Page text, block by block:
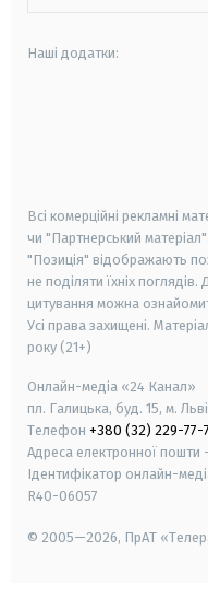
Наші додатки:
Всі комерційні рекламні
чи "Партнерський
"Позиція" відображають
не поділяти їхніх
цитування можна
Усі права захищені.
року (21+)
Онлайн-медіа «24 Канал»
пл. Галицька, буд. 15, м.
Телефон +380 (32) 229-77-
Адреса електронної пошти
Ідентифікатор онлайн-
R40-06057
© 2005—2026, ПрАТ